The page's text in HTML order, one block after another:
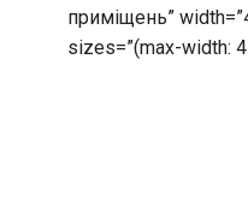
приміщень”
sizes=”(max-width: